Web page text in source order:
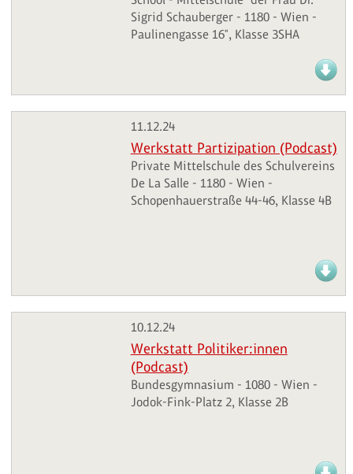
Sigrid Schauberger - 1180 - Wien -
Paulinengasse 16", Klasse 3SHA
11.12.24
Werkstatt Partizipation (Podcast)
Private Mittelschule des Schulvereins
De La Salle - 1180 - Wien -
Schopenhauerstraße 44-46, Klasse 4B
10.12.24
Werkstatt Politiker:innen
(Podcast)
Bundesgymnasium - 1080 - Wien -
Jodok-Fink-Platz 2, Klasse 2B